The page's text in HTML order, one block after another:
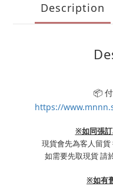
Description
📦
https://
※如同張
現貨會先為客人留
如需要先取現貨 請
※如有